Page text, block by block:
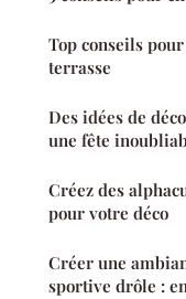
Top conseils
terrasse
Des idées de
une fête
Créez des
pour votre déco
Créer une
sportive drôle :